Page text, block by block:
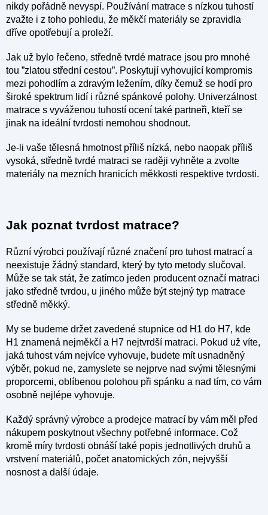
nikdy pořádně nevyspí. Používání matrace s nízkou tuhostí
zvažte i z toho pohledu, že měkčí materiály se zpravidla
dříve opotřebují a proleží.
Jak už bylo řečeno, středně tvrdé matrace jsou pro mnohé
tou ”zlatou střední cestou”. Poskytují vyhovující kompromis
mezi pohodlím a zdravým ležením, díky čemuž se hodí pro
široké spektrum lidí i různé spánkové polohy. Univerzálnost
matrace s vyváženou tuhostí ocení také partneři, kteří se
jinak na ideální tvrdosti nemohou shodnout.
Je-li vaše tělesná hmotnost příliš nízká, nebo naopak příliš
vysoká, středně tvrdé matraci se raději vyhněte a zvolte
materiály na mezních hranicích měkkosti respektive tvrdosti.
Jak poznat tvrdost matrace?
Různí výrobci používají různé značení pro tuhost matrací a
neexistuje žádný standard, který by tyto metody slučoval.
Může se tak stát, že zatímco jeden producent označí matraci
jako středně tvrdou, u jiného může být stejný typ matrace
středně měkký.
My se budeme držet zavedené stupnice od H1 do H7, kde
H1 znamená nejměkčí a H7 nejtvrdší matraci. Pokud už víte,
jaká tuhost vám nejvíce vyhovuje, budete mít usnadněný
výběr, pokud ne, zamyslete se nejprve nad svými tělesnými
proporcemi, oblíbenou polohou při spánku a nad tím, co vám
osobně nejlépe vyhovuje.
Každý správný výrobce a prodejce matrací by vám měl před
nákupem poskytnout všechny potřebné informace. Což
kromě míry tvrdosti obnáší také popis jednotlivých druhů a
vrstvení materiálů, počet anatomických zón, nejvyšší
nosnost a další údaje.